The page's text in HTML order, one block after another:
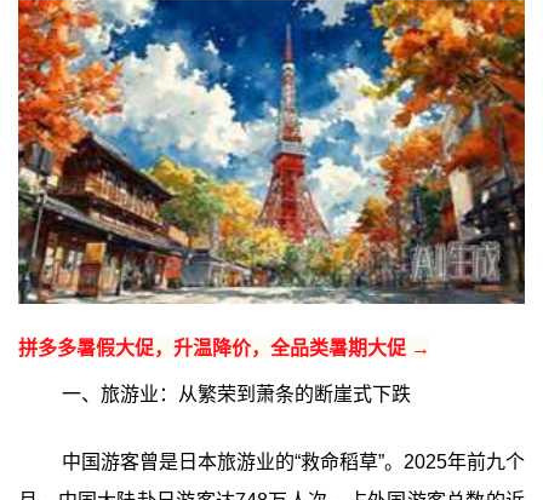
拼多多暑假大促，升温降价，全品类暑期大促 →
一、旅游业：从繁荣到萧条的断崖式下跌
中国游客曾是日本旅游业的“救命稻草”。2025年前九个